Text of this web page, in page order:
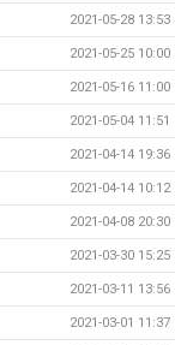
2021-05-28 13:53
2021-05-25 10:00
2021-05-16 11:00
2021-05-04 11:51
2021-04-14 19:36
2021-04-14 10:12
2021-04-08 20:30
2021-03-30 15:25
2021-03-11 13:56
2021-03-01 11:37